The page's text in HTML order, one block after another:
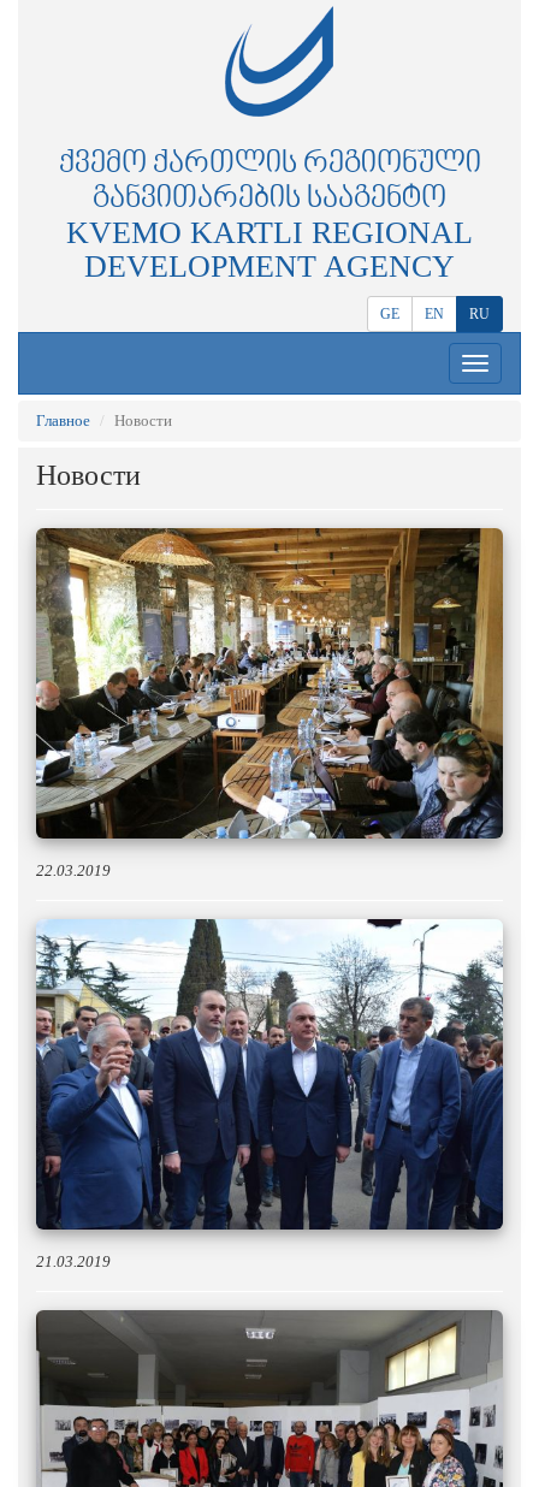
ᲥᲕᲔᲛᲝ ᲥᲐᲠᲗᲚᲘᲡ ᲠᲔᲒᲘᲝᲜᲣᲚᲘ
ᲒᲐᲜᲕᲘᲗᲐᲠᲔᲑᲘᲡ ᲡᲐᲐᲒᲔᲜᲢᲝ
KVEMO KARTLI REGIONAL
DEVELOPMENT AGENCY
GE EN RU
Toggle
navigation
Главное Новости
Новости
22.03.2019
21.03.2019